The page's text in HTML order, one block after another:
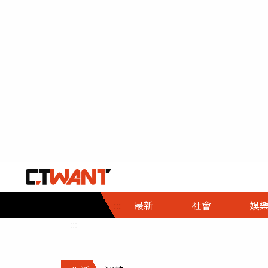
::: 最新 社會
社會首頁
時事
調查
娛樂
娛樂首頁
即時
財經首頁
熱線
政